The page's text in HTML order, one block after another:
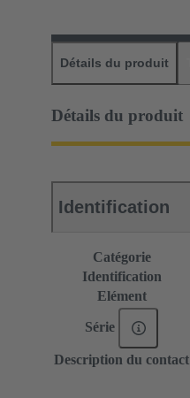
Détails du produit
Détails du produit
Identification
Catégorie
Identification
Elément
Série
Description du contact